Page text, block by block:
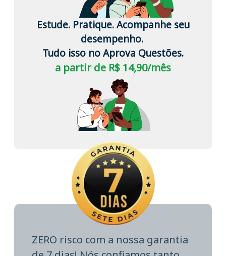
Estude. Pratique. Acompanhe seu
desempenho.
Tudo isso no Aprova Questões.
a partir de R$ 14,90/mês
ZERO risco com a nossa garantia